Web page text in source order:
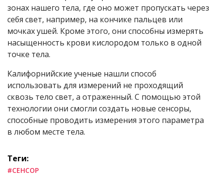
зонах нашего тела, где оно может пропускать через
себя свет, например, на кончике пальцев или
мочках ушей. Кроме этого, они способны измерять
насыщенность крови кислородом только в одной
точке тела.
Калифорнийские ученые нашли способ
использовать для измерений не проходящий
сквозь тело свет, а отраженный. С помощью этой
технологии они смогли создать новые сенсоры,
способные проводить измерения этого параметра
в любом месте тела.
Теги:
#СЕНСОР